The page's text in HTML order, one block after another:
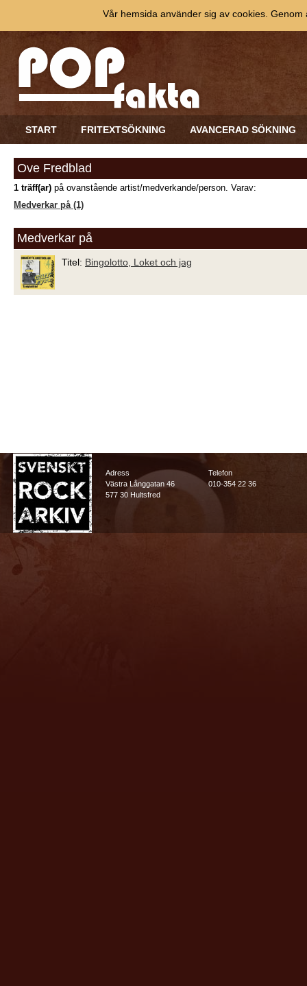
START FRITEXTSÖKNING AVANCERAD SÖKNING
Ove Fredblad
1 träff(ar) på ovanstående artist/medverkande/person. Varav:
Medverkar på (1)
Medverkar på
Titel: Bingolotto, Loket och jag
Adress
Västra Långgatan 46
577 30 Hultsfred
Telefon
010-354 22 36
Vår hemsida använder sig av cookies.